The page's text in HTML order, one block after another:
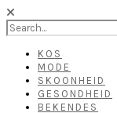
KOS
MODE
SKOONHEID
GESONDHEID
BEKENDES